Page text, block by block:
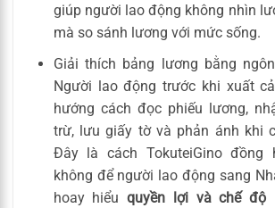
giúp người lao động không nhìn
mà so sánh lương với mức sống.
Giải thích bảng lương bằng
Người lao động trước khi xuất
hướng cách đọc phiếu lương,
trừ, lưu giấy tờ và phản ánh khi
Đây là cách TokuteiGino đồng
không để người lao động sang
hoay hiểuquyền lợi và chế độ